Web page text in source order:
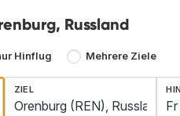
Russland
Hinflug Mehrere Ziele
ZIEL